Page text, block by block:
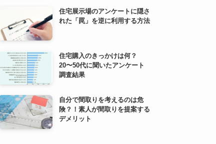
住宅展示場のアンケートに隠さ
れた「罠」を逆に利用する方法
住宅購入のきっかけは何？
20〜50代に聞いたアンケート
調査結果
自分で間取りを考えるのは危
険？！素人が間取りを提案する
デメリット